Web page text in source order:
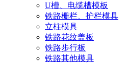
U槽、电缆槽模板
铁路栅栏、护栏模具
立柱模具
铁路花纹盖板
铁路步行板
铁路其他模具